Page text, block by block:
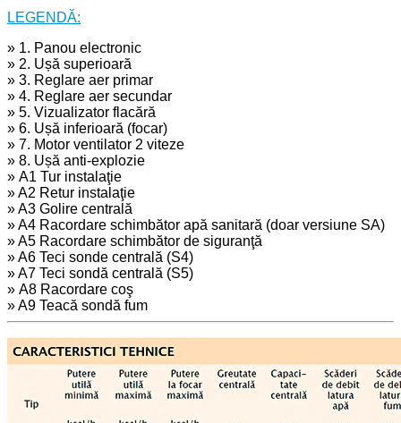
LEGENDĂ:
» 1. Panou electronic
» 2. Ușă superioară
» 3. Reglare aer primar
» 4. Reglare aer secundar
» 5. Vizualizator flacără
» 6. Ușă inferioară (focar)
» 7. Motor ventilator 2 viteze
» 8. Ușă anti-explozie
» A1 Tur instalaţie
» A2 Retur instalaţie
» A3 Golire centrală
» A4 Racordare schimbător apă sanitară (doar versiune SA)
» A5 Racordare schimbător de siguranţă
» A6 Teci sonde centrală (S4)
» A7 Teci sondă centrală (S5)
» A8 Racordare coş
» A9 Teacă sondă fum